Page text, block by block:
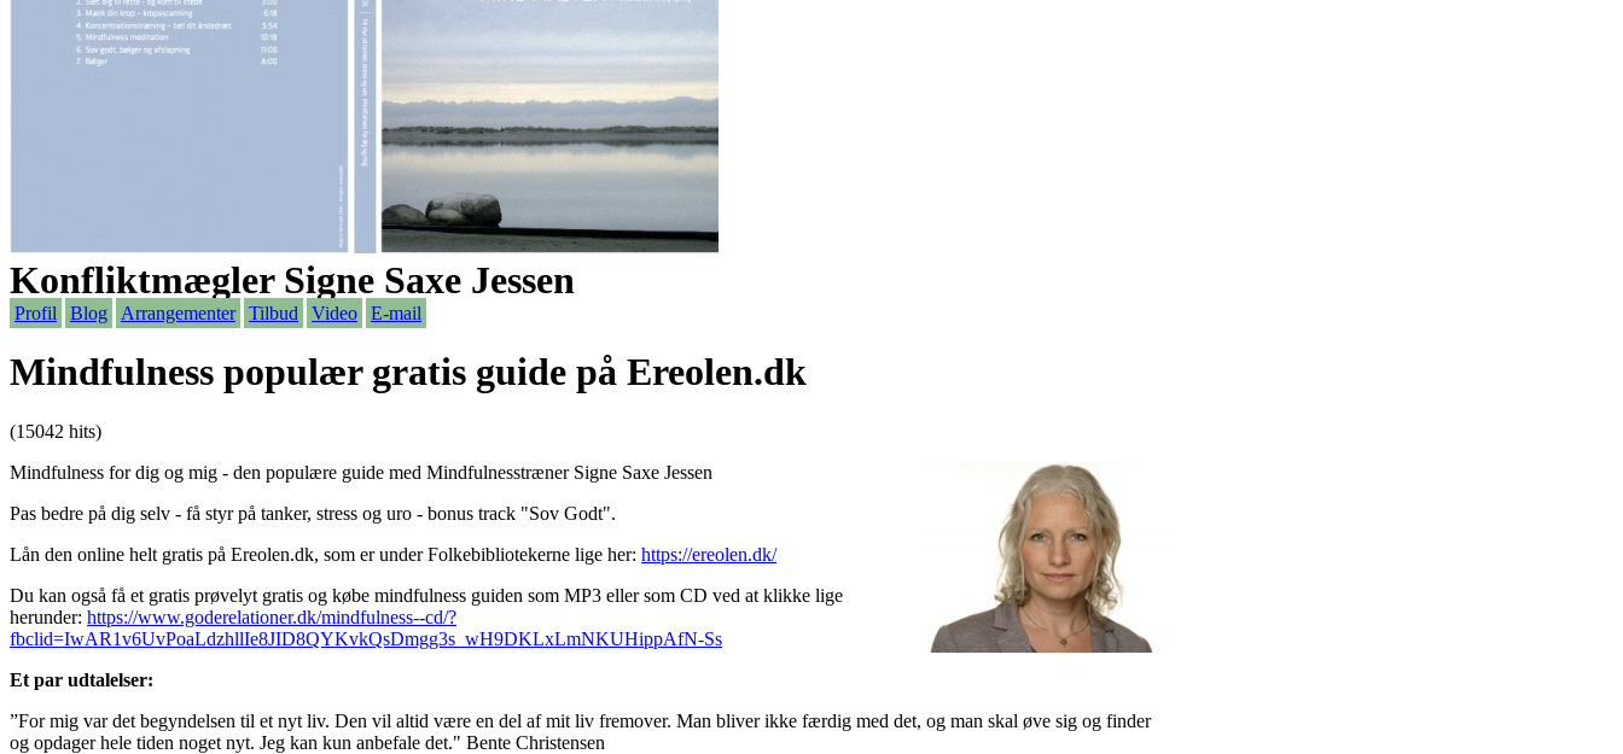
Konfliktmægler Signe Saxe Jessen
Profil Blog Arrangementer Tilbud Video E-mail
Mindfulness populær gratis guide på Ereolen.dk
(15042 hits)
Mindfulness for dig og mig - den populære guide med Mindfulnesstræner Signe Saxe Jessen
Pas bedre på dig selv - få styr på tanker, stress og uro - bonus track "Sov Godt".
Lån den online helt gratis på Ereolen.dk, som er under Folkebibliotekerne lige her: https://ereolen.dk/
Du kan også få et gratis prøvelyt gratis og købe mindfulness guiden som MP3 eller som CD ved at klikke lige
herunder: https://www.goderelationer.dk/mindfulness--cd/?
fbclid=IwAR1v6UvPoaLdzhllIe8JID8QYKvkQsDmgg3s_wH9DKLxLmNKUHippAfN-Ss
Et par udtalelser:
”For mig var det begyndelsen til et nyt liv. Den vil altid være en del af mit liv fremover. Man bliver ikke færdig med det, og man skal øve sig og finder
og opdager hele tiden noget nyt. Jeg kan kun anbefale det." Bente Christensen